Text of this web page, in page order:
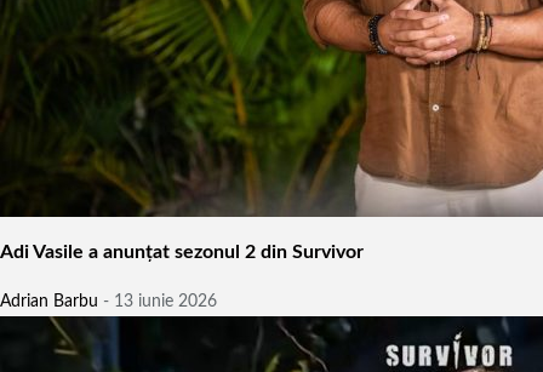
Adi Vasile a anunțat sezonul 2 din Survivor
Adrian Barbu - 13 iunie 2026